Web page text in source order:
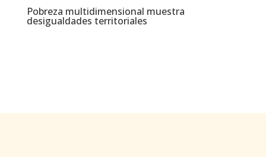
Pobreza multidimensional muestra
desigualdades territoriales